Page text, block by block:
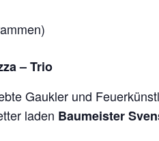
– Trio
Gaukler und
laden Baumeister